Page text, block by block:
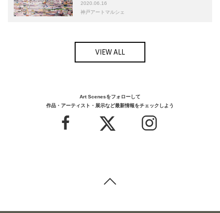
2020.06.16
神戸アートマルシェ
VIEW ALL
Art Scenesをフォローして
作品・アーティスト・展示など最新情報をチェックしよう